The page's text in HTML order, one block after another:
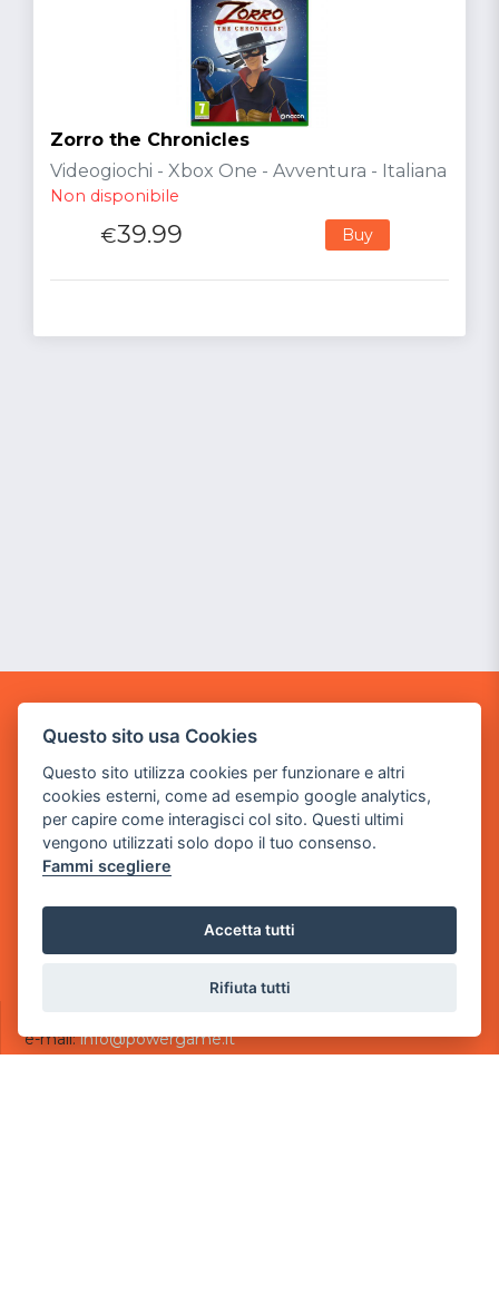
Zorro the Chronicles
Videogiochi - Xbox One - Avventura - Italiana
Non disponibile
€39.99 Buy
GAME WARP
BY POWER GAME SRL
Sede Legale
via Villaggio dei Platani, 3
- 25014 Castenedolo, Brescia
Sede Operativa
via Industriale, 2 - 25082 Botticino, BS
Partita iva 03308130982
e-mail:info@powergame.it
Questo sito usa Cookies
Questo sito utilizza cookies per funzionare e altri
cookies esterni, come ad esempio google analytics,
per capire come interagisci col sito. Questi ultimi
vengono utilizzati solo dopo il tuo consenso.
Fammi scegliere
Accetta tutti
Rifiuta tutti